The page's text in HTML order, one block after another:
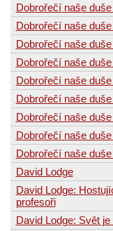
Dobrořečí naše
Dobrořečí naše
Dobrořečí naše
Dobrořečí naše
Dobrořečí naše
Dobrořečí naše
Dobrořečí naše
Dobrořečí naše
Dobrořečí naše
David Lodge
David Lodge:
profesoři
David Lodge: Svět je